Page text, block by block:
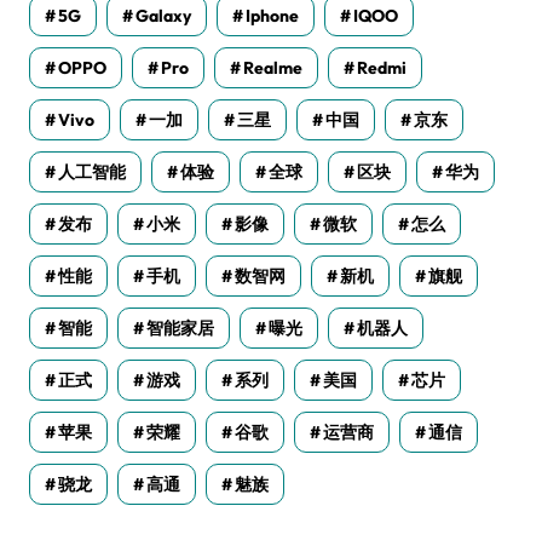
5G Galaxy Iphone IQOO
OPPO Pro Realme Redmi
Vivo 一加 三星 中国 京东
人工智能 体验 全球 区块 华为
发布 小米 影像 微软 怎么
性能 手机 数智网 新机 旗舰
智能 智能家居 曝光 机器人
正式 游戏 系列 美国 芯片
苹果 荣耀 谷歌 运营商 通信
骁龙 高通 魅族